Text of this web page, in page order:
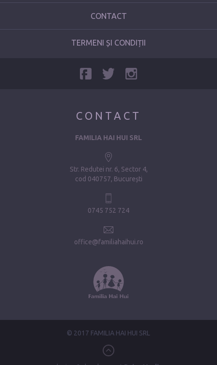
CONTACT
TERMENI ȘI CONDIȚII
CONTACT
FAMILIA HAI HUI SRL
Str. Redutei nr. 6, Sector 4
cod 040757, București
0745 752 724
office@familiahaihui.ro
© 2017 FAMILIA HAI HUI SRL